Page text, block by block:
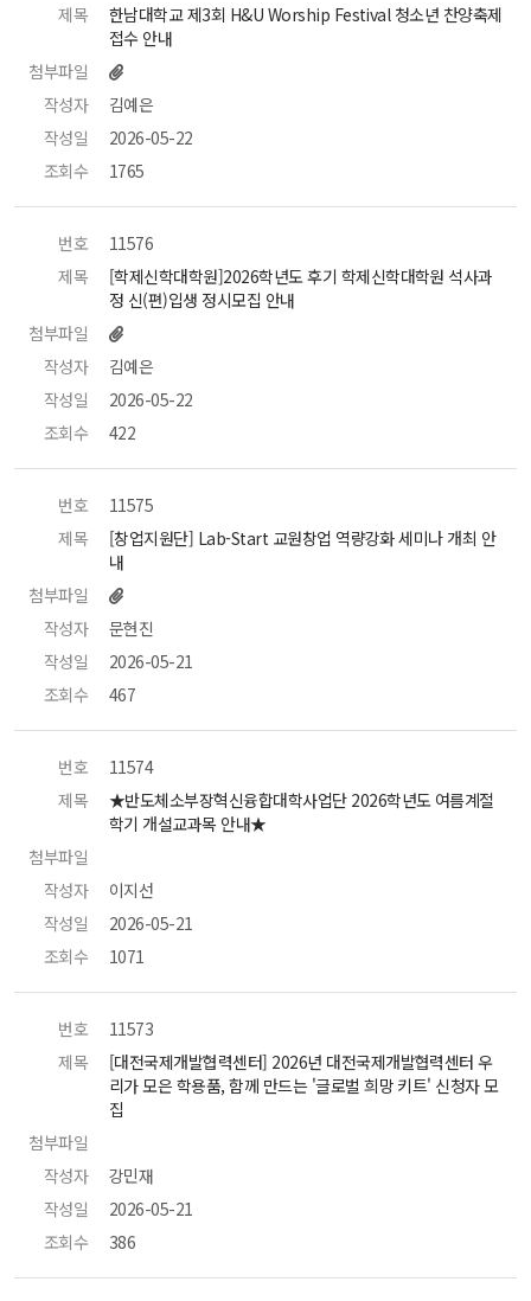
제목
한남대학교 제3회 H&U Worship Festival 청소년 찬양축제
접수 안내
첨부파일
작성자
김예은
작성일
2026-05-22
조회수
1765
번호
11576
제목
[학제신학대학원]2026학년도 후기 학제신학대학원 석사과
정 신(편)입생 정시모집 안내
첨부파일
작성자
김예은
작성일
2026-05-22
조회수
422
번호
11575
제목
[창업지원단] Lab-Start 교원창업 역량강화 세미나 개최 안
내
첨부파일
작성자
문현진
작성일
2026-05-21
조회수
467
번호
11574
제목
★반도체소부장혁신융합대학사업단 2026학년도 여름계절
학기 개설교과목 안내★
첨부파일
작성자
이지선
작성일
2026-05-21
조회수
1071
번호
11573
제목
[대전국제개발협력센터] 2026년 대전국제개발협력센터 우
리가 모은 학용품, 함께 만드는 '글로벌 희망 키트' 신청자 모
집
첨부파일
작성자
강민재
작성일
2026-05-21
조회수
386